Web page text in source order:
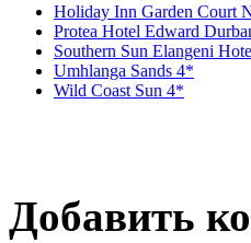
Holiday Inn Garden Court
Protea Hotel Edward
Southern Sun Elangeni
Umhlanga Sands 4*
Wild Coast Sun 4*
Добавить